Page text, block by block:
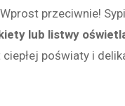
przeciwnie!
lub listwy
ciepłej poświaty i